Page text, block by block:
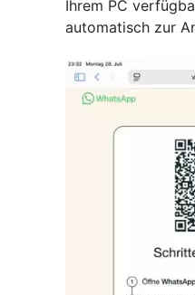
Ihrem PC
automatisch zur